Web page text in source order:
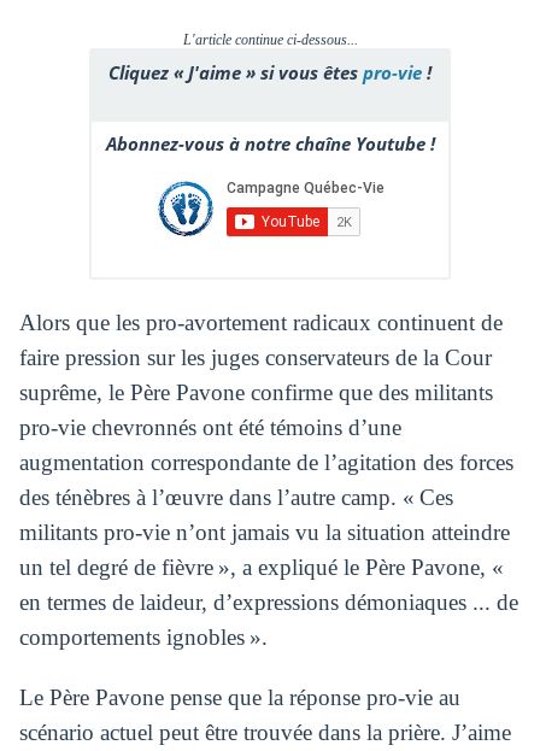
L'article continue ci-dessous...
Cliquez « J'aime » si vous êtes pro-vie !
Abonnez-vous à notre chaîne Youtube !
Alors que les pro-avortement radicaux continuent de
faire pression sur les juges conservateurs de la Cour
suprême, le Père Pavone confirme que des militants
pro-vie chevronnés ont été témoins d’une
augmentation correspondante de l’agitation des forces
des ténèbres à l’œuvre dans l’autre camp. « Ces
militants pro-vie n’ont jamais vu la situation atteindre
un tel degré de fièvre », a expliqué le Père Pavone, «
en termes de laideur, d’expressions démoniaques ... de
comportements ignobles ».
Le Père Pavone pense que la réponse pro-vie au
scénario actuel peut être trouvée dans la prière. J’aime